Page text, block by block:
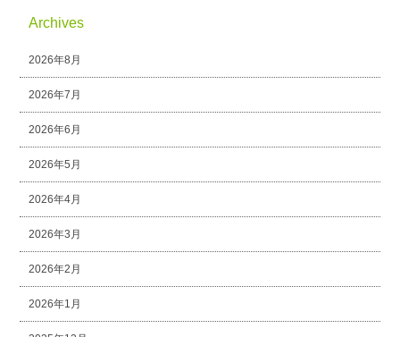
Archives
2026年8月
2026年7月
2026年6月
2026年5月
2026年4月
2026年3月
2026年2月
2026年1月